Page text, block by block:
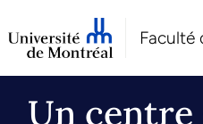
Faculté
Un centre